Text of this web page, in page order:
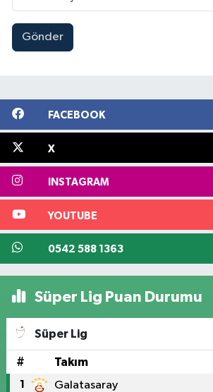
Gönder
FACEBOOK
X
INSTAGRAM
YOUTUBE
0542 588 1363
Süper Lig Puan Durumu
Süper Lig
# Takım
1 Galatasaray